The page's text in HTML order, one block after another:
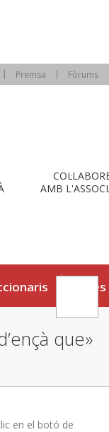
Premsa Fòrums
AMB
Eines
que»
en el botó de